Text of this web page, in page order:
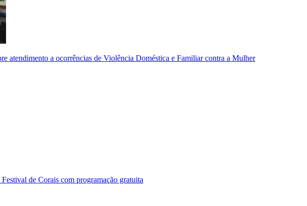
atendimento a ocorrências de Violência Doméstica e Familiar contra a Mulher
de Corais com programação gratuita